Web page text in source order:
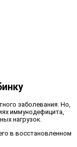
заболевания. Но,
иммунодефицита,
нагрузок.
в восстановленном